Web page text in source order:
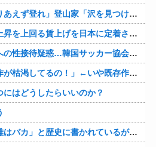
「沢を見つけて下山しろ」←これ結局どっちが正解なの？
に定着させる」 国家公務員月給3.51％増へ 人事院の勧告を受け
国サッカー協会が声明「現在は一切発生していない」
の！」←いや既存作品の2期やったら良いよね？
はどうしたらいいのか？
れているが今まで家が残っているんでバカではないよな？